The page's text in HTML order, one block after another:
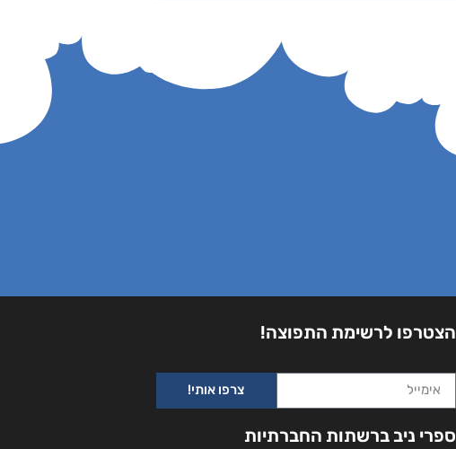
הצטרפו לרשימת התפוצה!
צרפו אותי!
ספרי ניב ברשתות החברתיות